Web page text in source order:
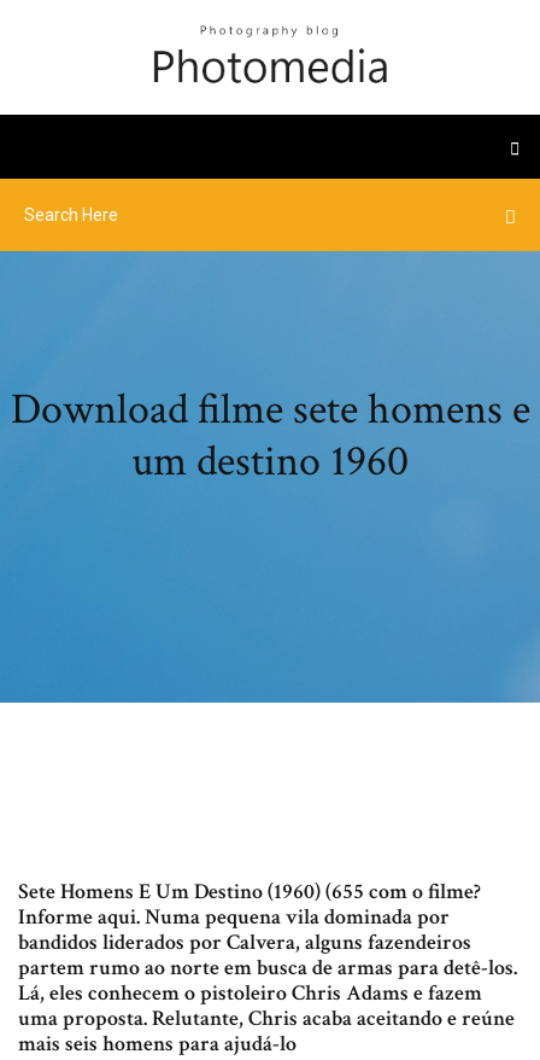
Download filme sete homens e
um destino 1960
Sete Homens E Um Destino (1960) (655 com o filme?
Informe aqui. Numa pequena vila dominada por
bandidos liderados por Calvera, alguns fazendeiros
partem rumo ao norte em busca de armas para detê-los.
Lá, eles conhecem o pistoleiro Chris Adams e fazem
uma proposta. Relutante, Chris acaba aceitando e reúne
mais seis homens para ajudá-lo